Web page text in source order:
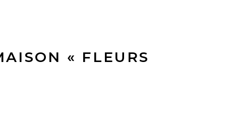
« FLEURS